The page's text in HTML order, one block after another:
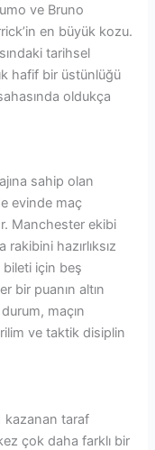
ve Bruno
en büyük kozu.
tarihsel
hafif bir üstünlüğü
oldukça
sahip olan
evinde maç
Manchester ekibi
hazırlıksız
bileti için beş
bir puanın altın
maçın
ve taktik disiplin
kazanan taraf
çok daha farklı bir